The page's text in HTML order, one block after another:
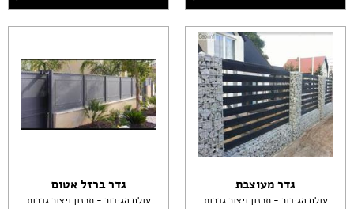
גדר מעוצבת
עולם הגידור - תכנון ויצור גדרות
גדר ברזל אטום
עולם הגידור - תכנון ויצור גדרות